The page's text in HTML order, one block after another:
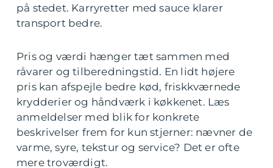
på stedet. Karryretter med sauce klarer
transport bedre.
Pris og værdi hænger tæt sammen med
råvarer og tilberedningstid. En lidt højere
pris kan afspejle bedre kød, friskkværnede
krydderier og håndværk i køkkenet. Læs
anmeldelser med blik for konkrete
beskrivelser frem for kun stjerner: nævner de
varme, syre, tekstur og service? Det er ofte
mere troværdigt.